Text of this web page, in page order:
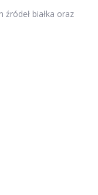
białka oraz